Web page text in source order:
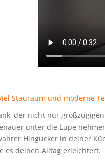
Stau­raum und moder­ne
der nicht nur
unter die Lupe
Hin­gu­cker in dei­ner
es dei­nen All­tag erleichtert.